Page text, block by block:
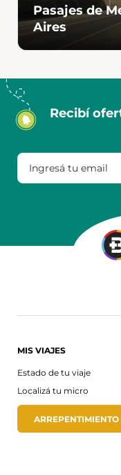
Pasajes de
Aires
Recibí
MIS VIAJES
Estado de tu viaje
Localizá tu micro
ARREPENTIMIENTO